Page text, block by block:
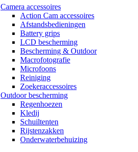
Camera accessoires
Action Cam accessoires
Afstandsbedieningen
Battery grips
LCD bescherming
Bescherming & Outdoor
Macrofotografie
Microfoons
Reiniging
Zoekeraccessoires
Outdoor bescherming
Regenhoezen
Kledij
Schuiltenten
Rijstenzakken
Onderwaterbehuizing